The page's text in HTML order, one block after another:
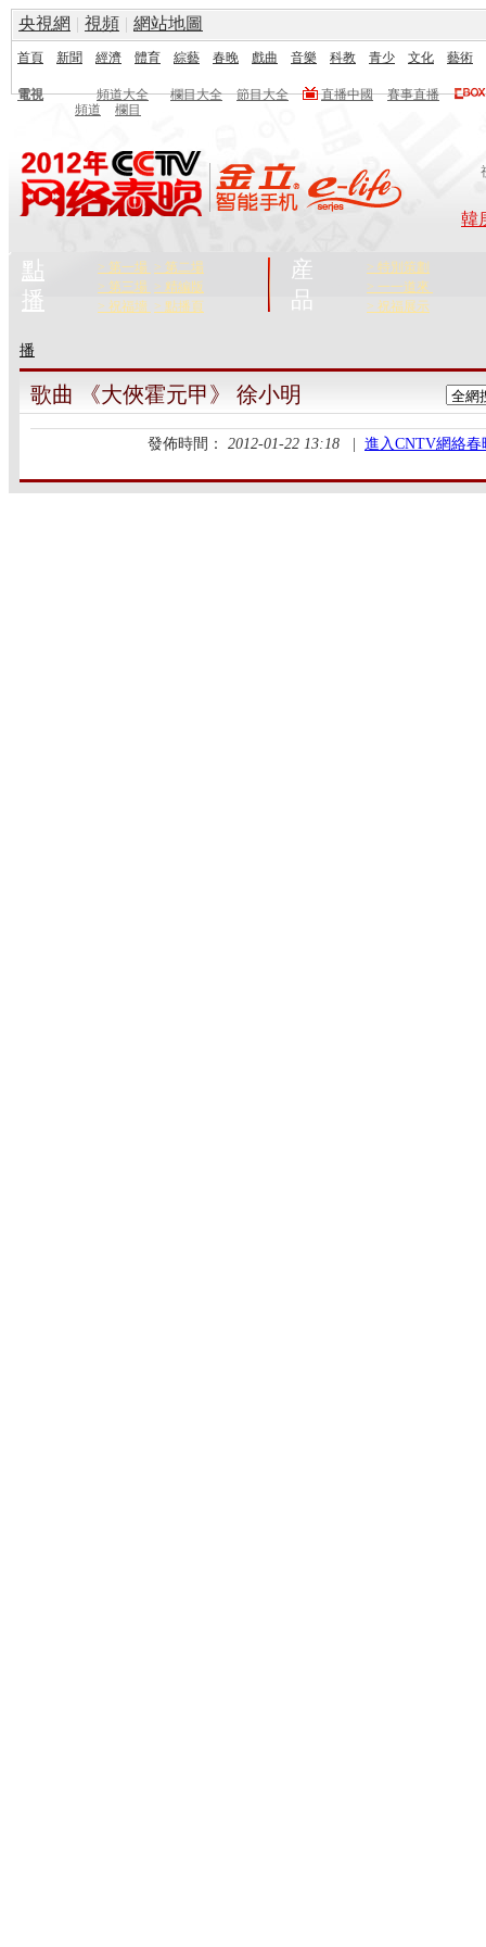
央視網 | 視頻 | 網站地圖
首頁 新聞 經濟 體育 綜藝 春晚 戲曲 音樂 科教 青少 文化 藝術
電視 頻道大全 欄目大全 節目大全 直播中國
賽事直播
頻道
欄目
韓
點
播
> 第一場 > 第二場
> 第三場 > 精編版
> 祝福墻 > 點播頁
産
品
> 特別策劃
> 一一道來
> 祝福展示
播
歌曲 《大俠霍元甲》 徐小明
發佈時間： 2012-01-22 13:18 進入CNTV網絡春